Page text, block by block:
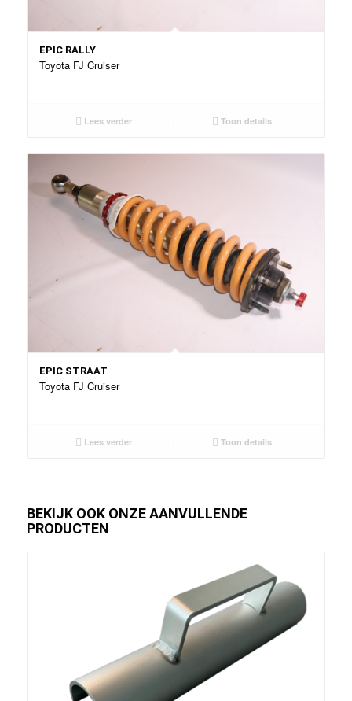
EPIC RALLY
Toyota FJ Cruiser
Lees verder Toon details
EPIC STRAAT
Toyota FJ Cruiser
Lees verder Toon details
BEKIJK OOK ONZE AANVULLENDE
PRODUCTEN